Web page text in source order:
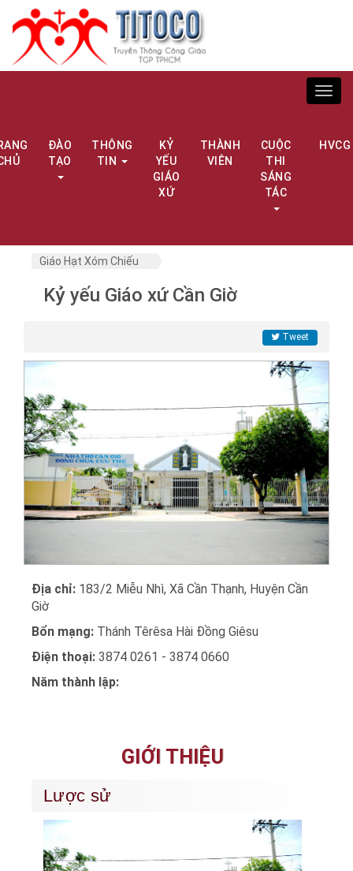
ĐÀO
TẠO
THÔNG
TIN
KỶ
YẾU
GIÁO
XỨ
THÀNH
VIÊN
CUỘC
THI
SÁNG
TÁC
HVCG
Giáo Hạt Xóm Chiếu
Kỷ yếu Giáo xứ Cần Giờ
Tweet
Địa chỉ: 183/2 Miễu Nhì, Xã Cần Thạnh, Huyện Cần
Giờ
Bổn mạng: Thánh Têrêsa Hài Đồng Giêsu
Điện thoại: 3874 0261 - 3874 0660
Năm thành lập:
GIỚI THIỆU
Lược sử